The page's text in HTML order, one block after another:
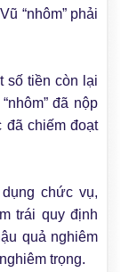
“nhôm” phải
số tiền còn lại
đã nộp
đã chiếm đoạt
chức vụ,
trái quy định
quả nghiêm
trọng.